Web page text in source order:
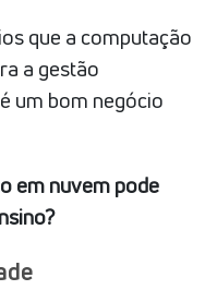
que a computação
a gestão
um bom negócio
em nuvem pode